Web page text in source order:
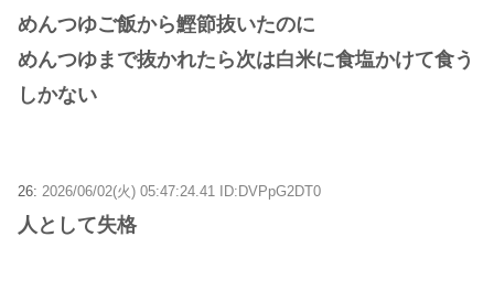
めんつゆご飯から鰹節抜いたのに
めんつゆまで抜かれたら次は白米に食塩かけて食う
しかない
26: 2026/06/02(火) 05:47:24.41 ID:DVPpG2DT0
人として失格